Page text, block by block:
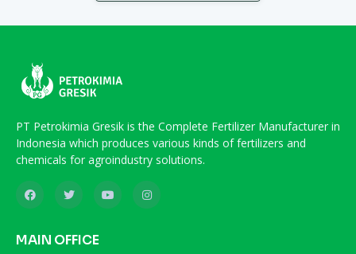
PT Petrokimia Gresik is the Complete Fertilizer Manufacturer in
Indonesia which produces various kinds of fertilizers and
chemicals for agroindustry solutions.
MAIN OFFICE